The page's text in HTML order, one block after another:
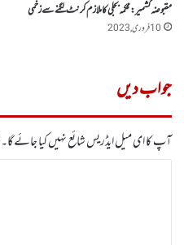
مقبوضہ کشمیر:محکمہ بجلی کا ملازم کرنٹ لگنے سے زخمی
10 فروری, 2023
جواب دیں
آپ کا ای میل ایڈریس شائع نہیں کیا جائے گا۔